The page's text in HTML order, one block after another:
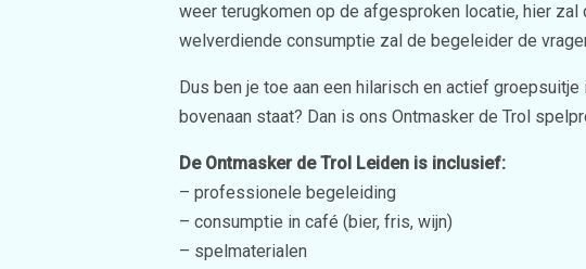
weer terugkomen op de afgesproken locatie, hier
welverdiende consumptie zal de begeleider de
Dus ben je toe aan een hilarisch en actief
bovenaan staat? Dan is ons Ontmasker de Trol
De Ontmasker de Trol Leiden is inclusief:
– professionele begeleiding
– consumptie in café (bier, fris, wijn)
– spelmaterialen